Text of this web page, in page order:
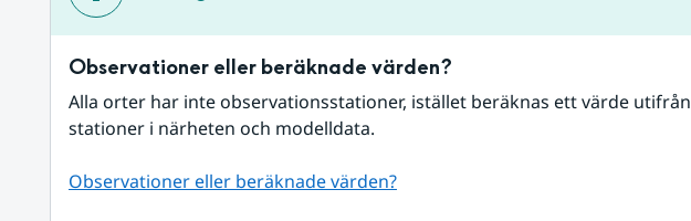
Observationer eller beräknade värden?
Alla orter har inte observationsstationer, istället beräknas ett värde utifrån
stationer i närheten och modelldata.
Observationer eller beräknade värden?